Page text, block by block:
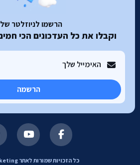
הרשמו לניוזלטר
וקבלו את כל העדכונים הכי
הרשמה
כל הזכויות שמורות לאתר Allmarketing. ©